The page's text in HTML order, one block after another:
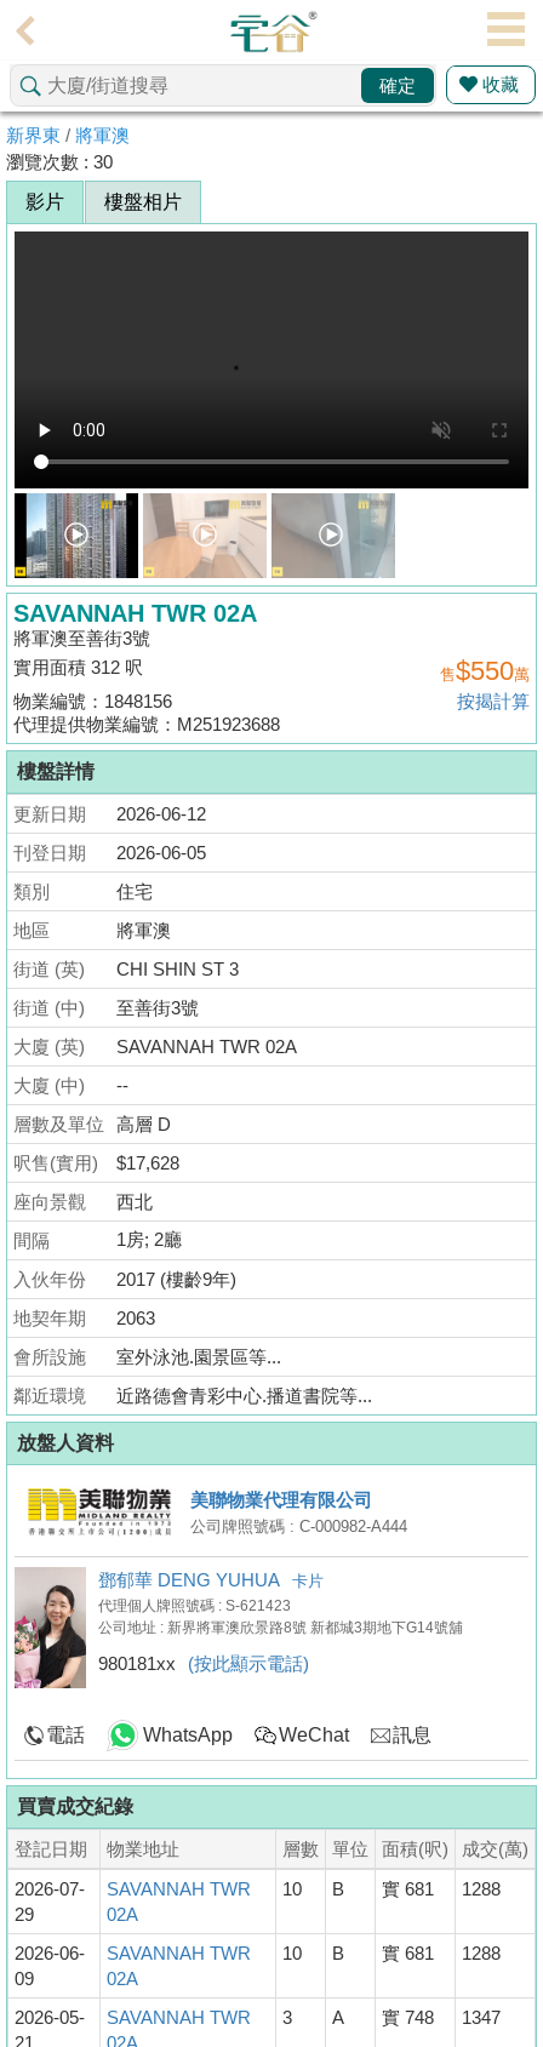
理
主
頁
搵
樓/
盤
谷
按
揭
地
產
博
客
地
產
新
聞
數
據
公
佈
置
業
手
冊
關
於
我
們
確定 收藏
新界東 / 將軍澳
瀏覽次數 : 30
影片
樓盤相片
SAVANNAH TWR 02A
將軍澳至善街3號
實用面積 312 呎
售$550萬
物業編號：1848156
代理提供物業編號：M251923688
按揭計算
樓盤詳情
更新日期
2026-06-12
刊登日期
2026-06-05
類別
住宅
地區
將軍澳
街道 (英)
CHI SHIN ST 3
街道 (中)
至善街3號
大廈 (英)
SAVANNAH TWR 02A
大廈 (中)
--
層數及單位
高層 D
呎售(實用)
$17,628
座向景觀
西北
間隔
1房; 2廳
入伙年份
2017 (樓齡9年)
地契年期
2063
會所設施
室外泳池.園景區等...
鄰近環境
近路德會青彩中心.播道書院等...
放盤人資料
美聯物業代理有限公司
公司牌照號碼 : C-000982-A444
鄧郁華 DENG YUHUA 卡片
代理個人牌照號碼 : S-621423
公司地址 : 新界將軍澳欣景路8號 新都城3期地下G14號舖
980181xx (按此顯示電話)
電話 WhatsApp WeChat 訊息
買賣成交紀錄
登記日期 物業地址 層數 單位 面積(呎)
成交(萬)
2026-07-
29
SAVANNAH TWR
02A
10 B 實 681 1288
2026-06-
09
SAVANNAH TWR
02A
10 B 實 681 1288
2026-05-
21
SAVANNAH TWR
02A
3 A 實 748 1347